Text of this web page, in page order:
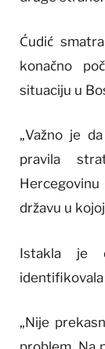
Ćudić
konačno
situaciju u
„Važno je
pravila
državu u
Istakla je
„Nije